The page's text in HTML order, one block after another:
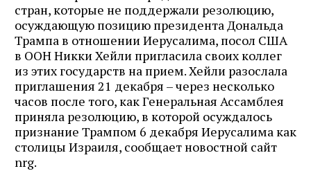
стран, которые не поддержали резолюцию,
осуждающую позицию президента Дональда
Трампа в отношении Иерусалима, посол США
в ООН Никки Хейли пригласила своих коллег
из этих государств на прием. Хейли разослала
приглашения 21 декабря – через несколько
часов после того, как Генеральная Ассамблея
приняла резолюцию, в которой осуждалось
признание Трампом 6 декабря Иерусалима как
столицы Израиля, сообщает новостной сайт
nrg.